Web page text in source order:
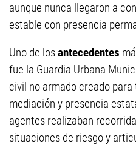
aunque nunca llegaron a
estable con presencia
Uno de losantecedentes
fue la Guardia Urbana
civil no armado creado
mediación y presencia
agentes realizaban
situaciones de riesgo y